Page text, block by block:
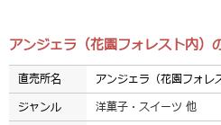
アンジェラ（花園フォレスト内）
直売所名
アンジェラ（花園フォレ
ジャンル
洋菓子・スイーツ 他